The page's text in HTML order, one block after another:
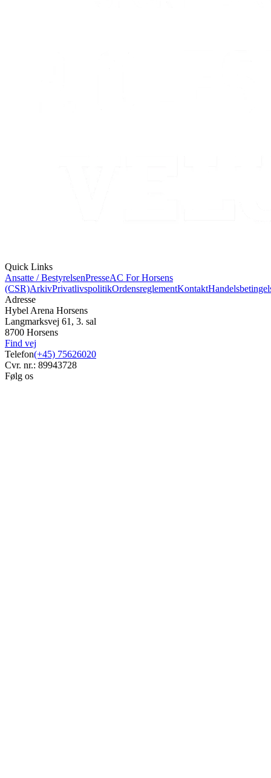
Quick Links
Ansatte / BestyrelsenPresseAC For Horsens
(CSR)ArkivPrivatlivspolitikOrdensreglementKontakt
Adresse
Hybel Arena Horsens
Langmarksvej 61, 3. sal
8700 Horsens
Find vej
Telefon(+45) 75626020
Cvr. nr.: 89943728
Følg os